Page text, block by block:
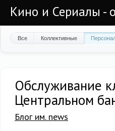
Кино и Сериалы -
Все Коллективные
Обслуживание
Центральном
Блог им. news